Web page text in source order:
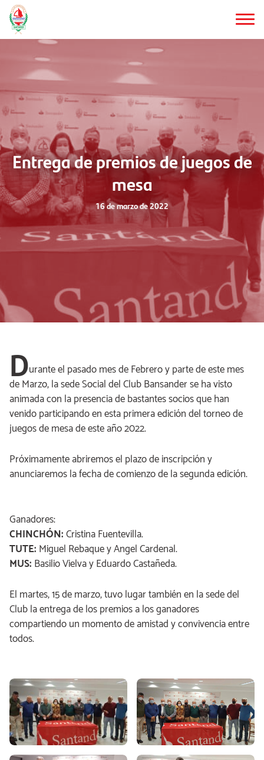
Saltar
al
contenido
Entrega de premios de juegos de
mesa
16 de marzo de 2022
Durante el pasado mes de Febrero y parte de este mes
de Marzo, la sede Social del Club Bansander se ha visto
animada con la presencia de bastantes socios que han
venido participando en esta primera edición del torneo de
juegos de mesa de este año 2022.
Próximamente abriremos el plazo de inscripción y
anunciaremos la fecha de comienzo de la segunda edición.
Ganadores:
CHINCHÓN:Cristina Fuentevilla.
TUTE: Miguel Rebaque y Angel Cardenal.
MUS: Basilio Vielva y Eduardo Castañeda.
El martes, 15 de marzo, tuvo lugar también en la sede del
Club la entrega de los premios a los ganadores
compartiendo un momento de amistad y convivencia entre
todos.